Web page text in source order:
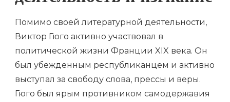
Помимо своей литературной деятельности,
Виктор Гюго активно участвовал в
политической жизни Франции XIX века. Он
был убежденным республиканцем и активно
выступал за свободу слова, прессы и веры.
Гюго был ярым противником самодержавия